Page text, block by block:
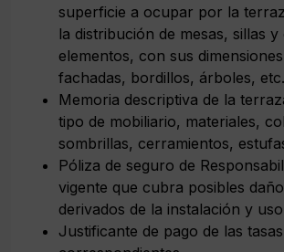
superficie a ocupar por la
la distribución de mesas, sillas y
elementos, con sus
fachadas, bordillos, árboles, etc.
Memoria descriptiva de la
tipo de mobiliario, materiales,
sombrillas, cerramientos,
Póliza de seguro de
vigente que cubra posibles
derivados de la instalación y
Justificante de pago de las tasas